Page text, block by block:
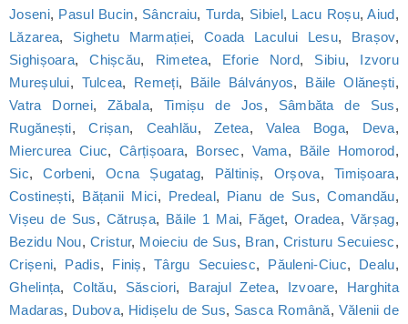
Joseni, Pasul Bucin, Sâncraiu, Turda, Sibiel, Lacu Roșu,Aiud,
Lăzarea, Sighetu Marmației,Coada Lacului Lesu, Brașov,
Sighișoara,Chișcău, Rimetea, Eforie Nord, Sibiu, Izvoru
Mureșului, Tulcea, Remeți, Băile Bálványos, Băile Olănești,
Vatra Dornei,Zăbala, Timișu de Jos, Sâmbăta de Sus,
Rugănești,Crișan, Ceahlău,Zetea,Valea Boga, Deva,
Miercurea Ciuc,Cârțișoara, Borsec, Vama, Băile Homorod,
Sic,Corbeni, Ocna Șugatag, Păltiniș, Orșova, Timișoara,
Costinești, Bățanii Mici, Predeal, Pianu de Sus,Comandău,
Vișeu de Sus, Cătrușa, Băile 1 Mai, Făget, Oradea, Vărșag,
Bezidu Nou,Cristur, Moieciu de Sus, Bran, Cristuru Secuiesc,
Crișeni, Padis, Finiș,Târgu Secuiesc, Păuleni-Ciuc, Dealu,
Ghelința,Coltău, Săsciori, Barajul Zetea, Izvoare, Harghita
Madaras, Dubova, Hidișelu de Sus, Sasca Română, Vălenii de